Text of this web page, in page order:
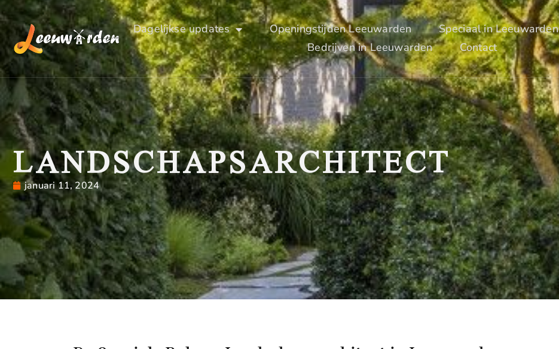
Dagelijkse updates Openingstijden Leeuwarden Speciaal in Leeuwarden
Bedrijven in Leeuwarden
Contact
LANDSCHAPSARCHITECT
januari 11, 2024